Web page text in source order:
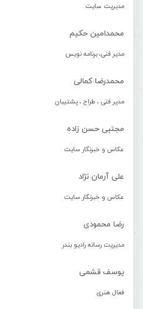
مدیریت سایت
محمدامین حکیم
مدیر فنی، برنامه نویس
محمدرضا کمالی
مدیر فنی ، طراح ، پشتیبان
مجتبی حسن زاده
عکاس و خبرنگار سایت
علی آرمان نژاد
عکاس و خبرنگار سایت
رضا محمودی
مدیریت رسانه رادیو بندر
یوسف قشمی
فعال هنری